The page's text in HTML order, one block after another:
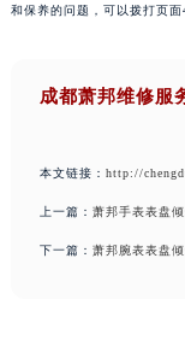
和保养的问题，可以拨打页
成都萧邦维修服
本文链接： http://
上一篇： 萧邦手表表盘
下一篇： 萧邦腕表表盘